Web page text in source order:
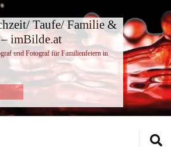
Taufe/ Familie &
– imBilde.at
und Fotograf für Familienfeiern in